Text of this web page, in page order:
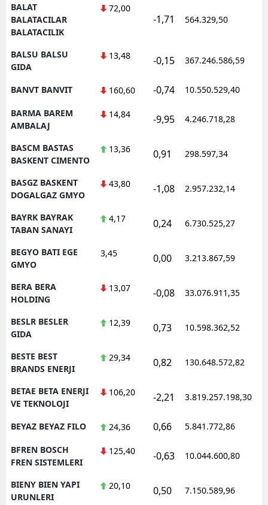
BALAT
BALATACILAR
BALATACILIK
72,00
-1,71 564.329,50
BALSU BALSU
GIDA
13,48 -0,15 367.246.586,59
BANVT BANVIT 160,60 -0,74 10.550.529,40
BARMA BAREM
AMBALAJ
14,84 -9,95 4.246.718,28
BASCM BASTAS
BASKENT CIMENTO
13,36 0,91 298.597,34
BASGZ BASKENT
DOGALGAZ GMYO
43,80 -1,08 2.957.232,14
BAYRK BAYRAK
TABAN SANAYI
4,17 0,24 6.730.525,27
BEGYO BATI EGE
GMYO
3,45 0,00 3.213.867,59
BERA BERA
HOLDING
13,07 -0,08 33.076.911,35
BESLR BESLER
GIDA
12,39 0,73 10.598.362,52
BESTE BEST
BRANDS ENERJI
29,34 0,82 130.648.572,82
BETAE BETA ENERJI
VE TEKNOLOJI
106,20 -2,21 3.819.257.198,30
BEYAZ BEYAZ FILO 24,36 0,66 5.841.772,86
BFREN BOSCH
FREN SISTEMLERI
125,40 -0,63 10.044.600,80
BIENY BIEN YAPI
URUNLERI
20,10 0,50 7.150.589,96